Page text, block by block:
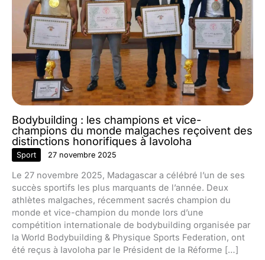
Bodybuilding : les champions et vice-
champions du monde malgaches reçoivent des
distinctions honorifiques à Iavoloha
Sport 27 novembre 2025
Le 27 novembre 2025, Madagascar a célébré l’un de ses
succès sportifs les plus marquants de l’année. Deux
athlètes malgaches, récemment sacrés champion du
monde et vice-champion du monde lors d’une
compétition internationale de bodybuilding organisée par
la World Bodybuilding & Physique Sports Federation, ont
été reçus à Iavoloha par le Président de la Réforme […]